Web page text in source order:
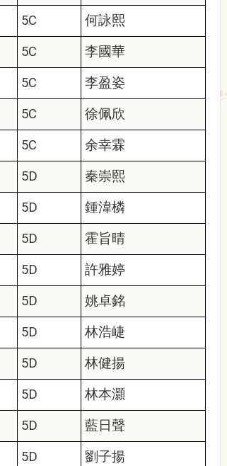
5C
何詠熙
5C
李國華
5C
李盈姿
5C
徐佩欣
5C
余幸霖
5D
秦崇熙
5D
鍾湋橉
5D
霍旨晴
5D
許雅婷
5D
姚卓銘
5D
林浩崨
5D
林健揚
5D
林本灝
5D
藍日聲
5D
劉子揚